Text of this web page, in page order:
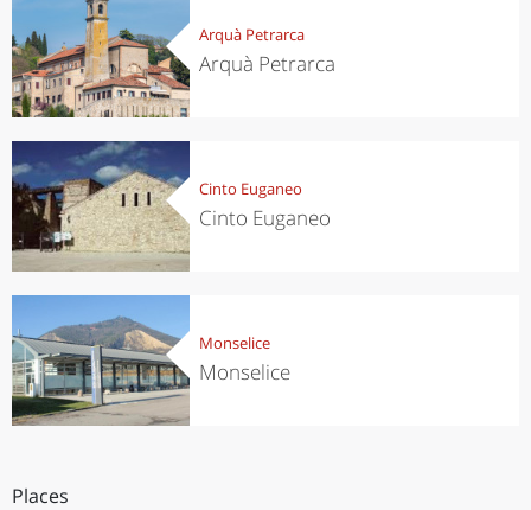
Arquà Petrarca
Arquà Petrarca
Cinto Euganeo
Cinto Euganeo
Monselice
Monselice
Places